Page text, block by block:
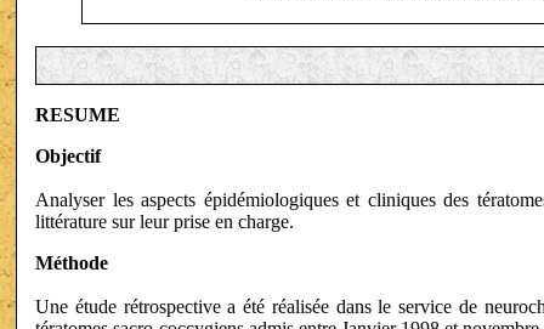
RESUME
Objectif
Analyser les aspects épidémiologiques et cliniques des
littérature sur leur prise en charge.
Méthode
Une étude rétrospective a été réalisée dans le service de